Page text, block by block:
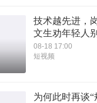
技术越先进，
文生劝年轻人
08-18 17:00
短视频
为何此时再谈“